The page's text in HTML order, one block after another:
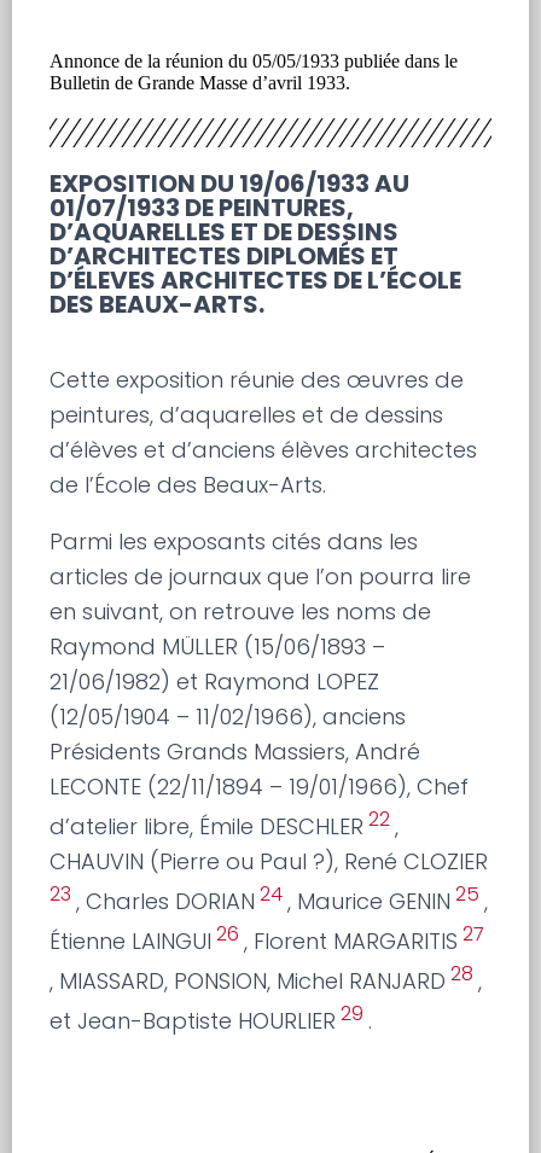
Annonce de la réunion du 05/05/1933 publiée dans le
Bulletin de Grande Masse d’avril 1933.
EXPOSITION DU 19/06/1933 AU
01/07/1933 DE PEINTURES,
D’AQUARELLES ET DE DESSINS
D’ARCHITECTES DIPLOMÉS ET
D’ÉLEVES ARCHITECTES DE L’ÉCOLE
DES BEAUX-ARTS.
Cette exposition réunie des œuvres de
peintures, d’aquarelles et de dessins
d’élèves et d’anciens élèves architectes
de l’École des Beaux-Arts.
Parmi les exposants cités dans les
articles de journaux que l’on pourra lire
en suivant, on retrouve les noms de
Raymond MÜLLER (15/06/1893 –
21/06/1982) et Raymond LOPEZ
(12/05/1904 – 11/02/1966), anciens
Présidents Grands Massiers, André
LECONTE (22/11/1894 – 19/01/1966), Chef
d’atelier libre, Émile DESCHLER 22,
CHAUVIN (Pierre ou Paul ?), René CLOZIER
23 , Charles DORIAN 24, Maurice GENIN 25 ,
Étienne LAINGUI 26 , Florent MARGARITIS 27
, MIASSARD, PONSION, Michel RANJARD 28 ,
et Jean-Baptiste HOURLIER 29 .